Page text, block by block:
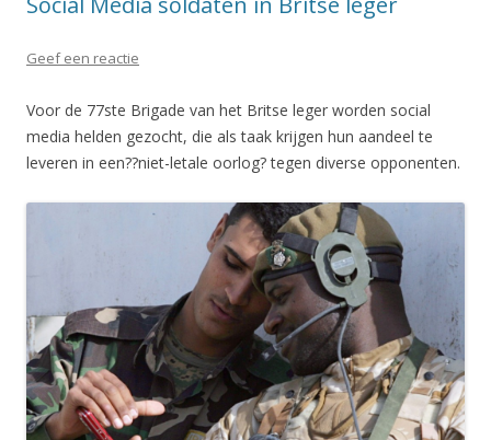
Geef een reactie
Voor de 77ste Brigade van het Britse leger worden social
media helden gezocht, die als taak krijgen hun aandeel te
leveren in een??niet-letale oorlog? tegen diverse opponenten.